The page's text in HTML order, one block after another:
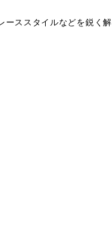
ーススタイルなどを鋭く解